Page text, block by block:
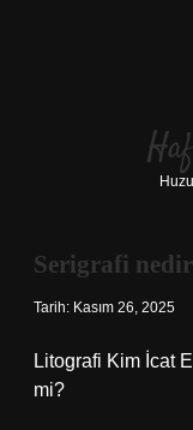
Serigrafi nedir
Tarih: Kasım 26, 2025
Litografi Kim İcat
mi?